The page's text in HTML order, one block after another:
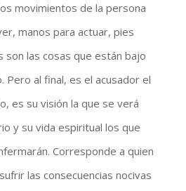
movimientos de la persona
manos para actuar, pies
son las cosas que están bajo
Pero al final, es el acusador el
es su visión la que se verá
y su vida espiritual los que
Corresponde a quien
las consecuencias nocivas